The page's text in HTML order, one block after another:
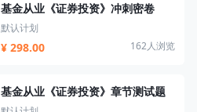
基金从业《证券投资》冲刺密卷
默认计划
¥ 298.00 162人浏览
基金从业《证券投资》章节测试题